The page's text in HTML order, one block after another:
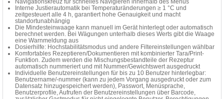
Interne Justierautomatik bei Temperaturänderungen ≥ 1 °C und
zeitgesteuert alle 4 h, garantiert hohe Genauigkeit und macht
standortunabhängig
Die Mindesteinwaage kann manuell im Gerät hinterlegt oder automatisch
berechnet werden. Bei Wägungen unterhalb dieses Werts gibt die Waage
eine Warnmeldung aus
Dosierhilfe: Hochstabilitätsmodus und andere Filtereinstellungen wählbar
Komfortables Rezeptieren/Dokumentieren mit kombinierter Tara/Print-
Funktion. Zudem werden die Mischungsbestandteile der Rezeptur
automatisch nummeriert und mit Nummer/Gewichtswert ausgedruckt
Individuelle Benutzereinstellungen für bis zu 10 Benutzer hinterlegbar:
Benutzername/-nummer (kann zu jedem Vorgang ausgedruckt oder zum
Datensatz hinzugespeichert werden), Passwort, Menüsprache,
Benutzerprofile, Aufrufen der Benutzereinstellungen über Barcode,